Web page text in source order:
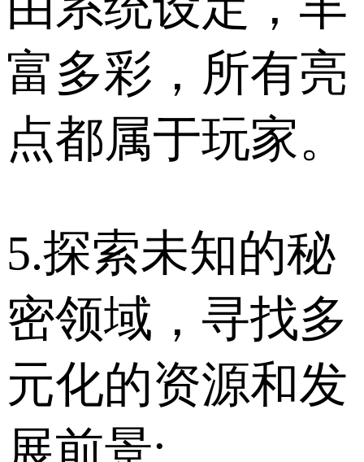
富多彩，所有亮
点都属于玩家。
5.探索未知的秘
密领域，寻找多
元化的资源和发
展前景;